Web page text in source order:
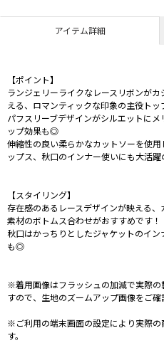
アイテム詳細
【ポイント】
ランジェリーライクなレースリボンが
える、ロマンティックな印象の主役トッ
パフスリーブデザインがシルエットに
ップ効果も◎
伸縮性の良い柔らかなカットソーを使
ップス、秋口のインナー使いにも大活躍
【スタイリング】
存在感のあるレースデザインが映える
素材のボトムス合わせがおすすめです！
秋口はかっちりとしたジャケットのイ
も◎
※着用画像はフラッシュの加減で実際
すので、生地のズームアップ画像をご確
※ご利用の端末画面の設定により実際
す。